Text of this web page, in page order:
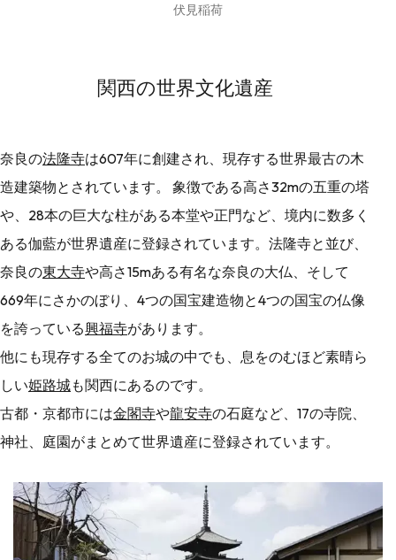
伏見稲荷
関西の世界文化遺産
奈良の法隆寺は607年に創建され、現存する世界最古の木
造建築物とされています。 象徴である高さ32mの五重の塔
や、28本の巨大な柱がある本堂や正門など、境内に数多く
ある伽藍が世界遺産に登録されています。法隆寺と並び、
奈良の東大寺や高さ15mある有名な奈良の大仏、そして
669年にさかのぼり、4つの国宝建造物と4つの国宝の仏像
を誇っている興福寺があります。
他にも現存する全てのお城の中でも、息をのむほど素晴ら
しい姫路城も関西にあるのです。
古都・京都市には金閣寺や龍安寺の石庭など、17の寺院、
神社、庭園がまとめて世界遺産に登録されています。